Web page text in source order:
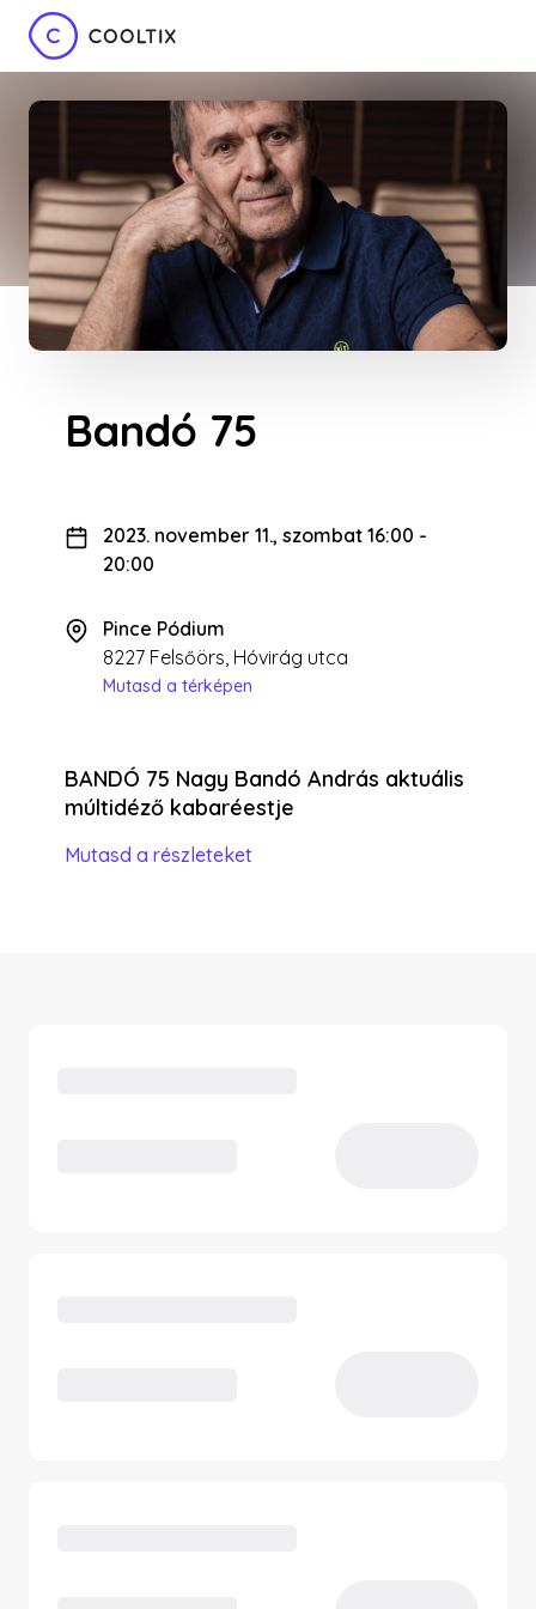
Bandó 75
2023. november 11., szombat 16:00 -
20:00
Pince Pódium
8227 Felsőörs, Hóvirág utca
Mutasd a térképen
BANDÓ 75 Nagy Bandó András aktuális
múltidéző kabaréestje
Mutasd a részleteket